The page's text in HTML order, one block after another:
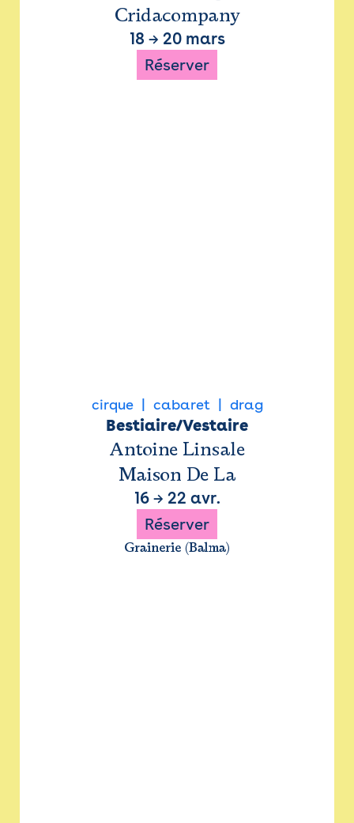
Cridacompany
18 → 20 mars
Réserver
cirque cabaret drag
Bestiaire/Vestaire
Antoine Linsale
Maison De La
16→ 22 avr.
Réserver
Grainerie (Balma)